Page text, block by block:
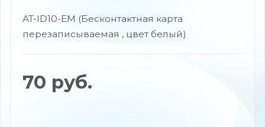
AT-ID10-EM (Бесконтактная карта
перезаписываемая , цвет белый)
70 руб.